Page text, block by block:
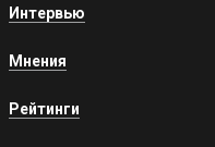
Интервью
Мнения
Рейтинги